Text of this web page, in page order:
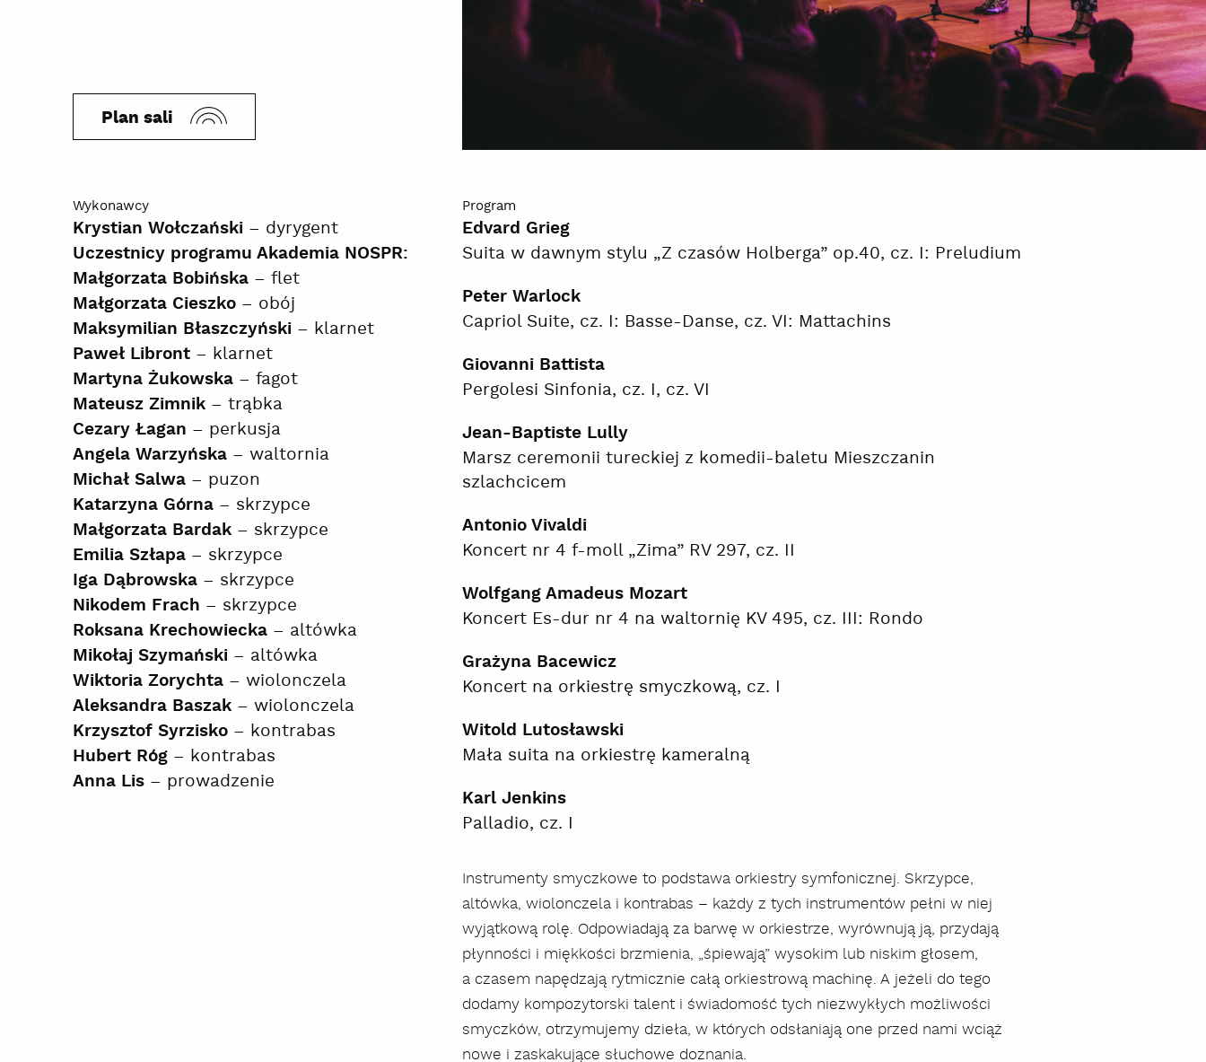
Plan sali
Wykonawcy
Krystian Wołczański– dyrygent
Uczestnicy programu Akademia NOSPR:
Małgorzata Bobińska– flet
Małgorzata Cieszko– obój
Maksymilian Błaszczyński– klarnet
Paweł Libront– klarnet
Martyna Żukowska– fagot
Mateusz Zimnik– trąbka
Cezary Łagan – perkusja
Angela Warzyńska– waltornia
Michał Salwa– puzon
Katarzyna Górna– skrzypce
Małgorzata Bardak– skrzypce
Emilia Szłapa– skrzypce
Iga Dąbrowska– skrzypce
Nikodem Frach – skrzypce
Roksana Krechowiecka– altówka
Mikołaj Szymański– altówka
Wiktoria Zorychta– wiolonczela
Aleksandra Baszak– wiolonczela
Krzysztof Syrzisko– kontrabas
Hubert Róg– kontrabas
Anna Lis– prowadzenie
Program
Edvard Grieg
Suita w dawnym stylu „Z czasów Holberga” op.40, cz. I: Preludium
Peter Warlock
Capriol Suite, cz. I: Basse-Danse, cz. VI: Mattachins
Giovanni Battista
Pergolesi Sinfonia, cz. I, cz. VI
Jean-Baptiste Lully
Marsz ceremonii tureckiej z komedii-baletu Mieszczanin
szlachcicem
Antonio Vivaldi
Koncert nr 4 f-moll „Zima” RV 297, cz. II
Wolfgang Amadeus Mozart
Koncert Es-dur nr 4 na waltornię KV 495, cz. III: Rondo
Grażyna Bacewicz
Koncert na orkiestrę smyczkową, cz. I
Witold Lutosławski
Mała suita na orkiestrę kameralną
Karl Jenkins
Palladio, cz. I
Instrumenty smyczkowe to podstawa orkiestry symfonicznej. Skrzypce,
altówka, wiolonczela i kontrabas – każdy z tych instrumentów pełni w niej
wyjątkową rolę. Odpowiadają za barwę w orkiestrze, wyrównują ją, przydają
płynności i miękkości brzmienia, „śpiewają” wysokim lub niskim głosem,
a czasem napędzają rytmicznie całą orkiestrową machinę. A jeżeli do tego
dodamy kompozytorski talent i świadomość tych niezwykłych możliwości
smyczków, otrzymujemy dzieła, w których odsłaniają one przed nami wciąż
nowe i zaskakujące słuchowe doznania.